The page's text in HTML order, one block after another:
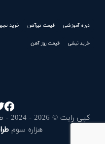
دوره آموزشی قیمت تیرآهن خرید
خرید نبشی قیمت روز آهن
هزاره سوم